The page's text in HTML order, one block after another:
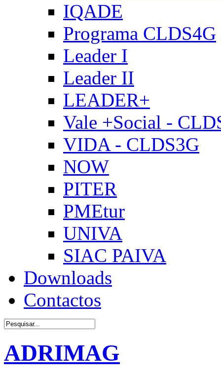
IQADE
Programa CLDS4G
Leader I
Leader II
LEADER+
Vale +Social -
VIDA - CLDS3G
NOW
PITER
PMEtur
UNIVA
SIAC PAIVA
Downloads
Contactos
ADRIMAG